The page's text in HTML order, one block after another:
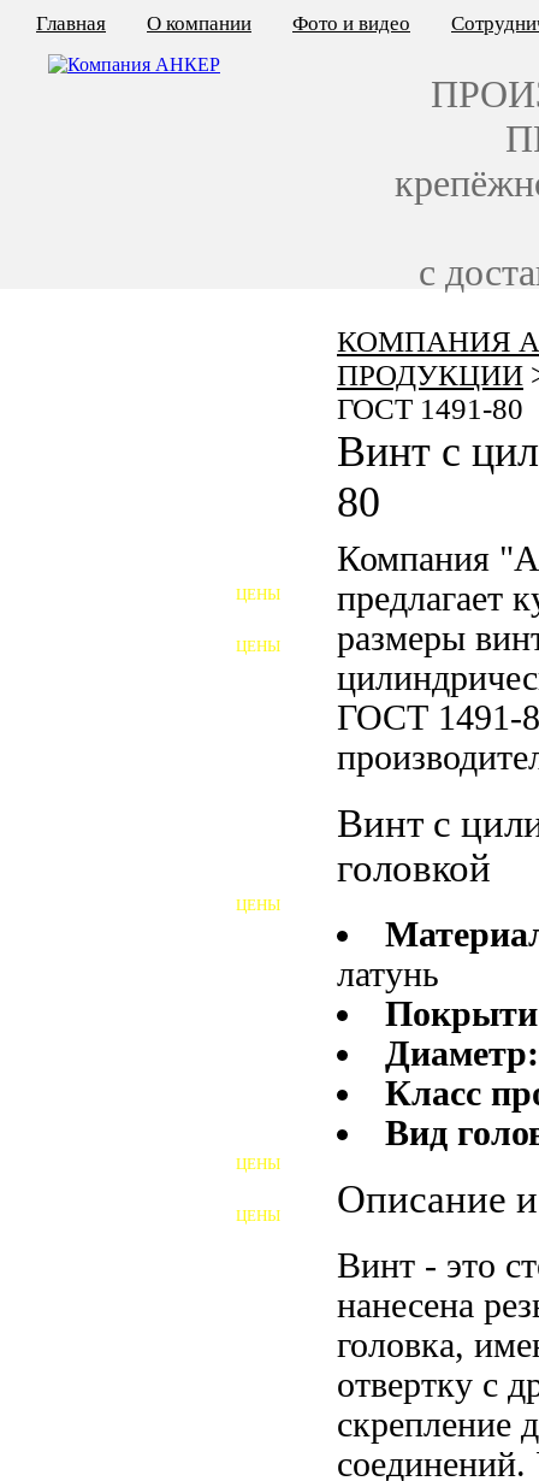
КОМПАНИЯ
ПРОДУКЦИИ
ГОСТ 1491-80
Винт с
80
Компания
предлагает
размеры
ГОСТ 1491-
Винт с
головкой
латунь
Класс
Вид
Описание
Винт - это
нанесена
головка,
отвертку с
скрепление
соединений.
ЦЕНЫ
ЦЕНЫ
ШАЙБЫ ФУНДАМЕНТНЫЕ
ЦЕНЫ
ЦЕНЫ
ЦЕНЫ
Главная О компании Фото и видео
с